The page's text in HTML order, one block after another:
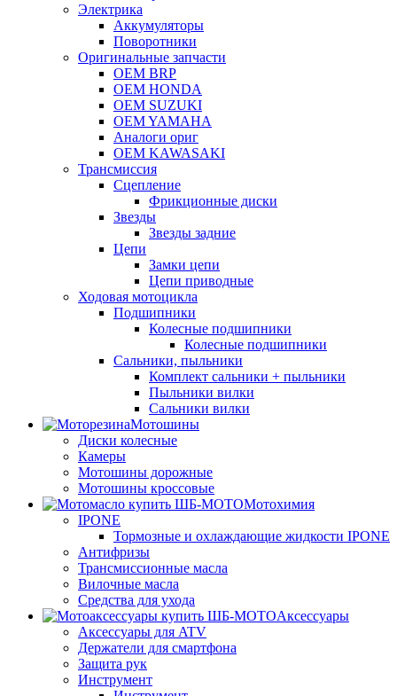
Электрика
Аккумуляторы
Поворотники
Оригинальные запчасти
OEM BRP
OEM HONDA
OEM SUZUKI
OEM YAMAHA
Аналоги ориг
OEM KAWASAKI
Трансмиссия
Cцепление
Фрикционные диски
Звезды
Звезды задние
Цепи
Замки цепи
Цепи приводные
Ходовая мотоцикла
Подшипники
Колесные подшипники
Колесные подшипники
Сальники, пыльники
Комплект сальники + пыльники
Пыльники вилки
Сальники вилки
Мотошины
Диски колесные
Камеры
Мотошины дорожные
Мотошины кроссовые
Мотохимия
IPONE
Тормозные и охлаждающие жидкости IPONE
Антифризы
Трансмиссионные масла
Вилочные масла
Средства для ухода
Аксессуары
Аксессуары для ATV
Держатели для смартфона
Защита рук
Инструмент